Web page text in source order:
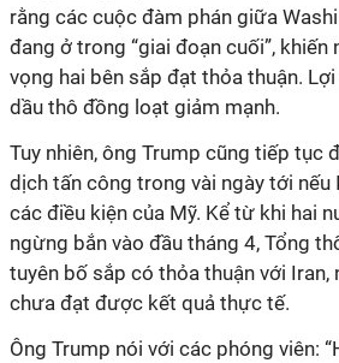
rằng các cuộc đàm phán giữa
đang ở trong “giai đoạn cuối”, khiến
vọng hai bên sắp đạt thỏa thuận.
dầu thô đồng loạt giảm mạnh.
Tuy nhiên, ông Trump cũng tiếp tục
dịch tấn công trong vài ngày tới nếu
các điều kiện của Mỹ. Kể từ khi hai
ngừng bắn vào đầu tháng 4, Tổng
tuyên bố sắp có thỏa thuận với Iran,
chưa đạt được kết quả thực tế.
Ông Trump nói với các phóng viên: